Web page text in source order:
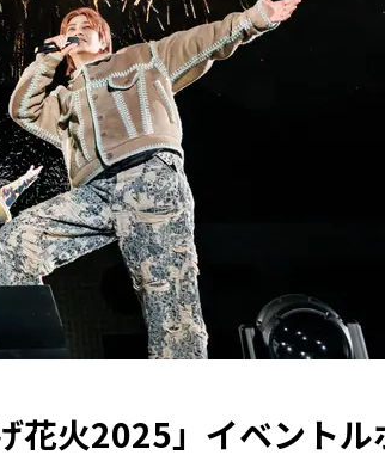
花火2025」イベントル